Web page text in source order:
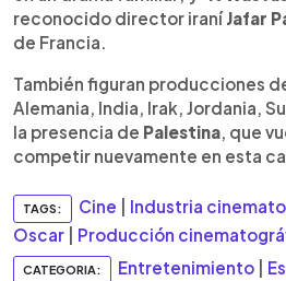
reconocido director iraníJafar
de Francia.
También figuran producciones
Alemania, India, Irak, Jordania,
la presencia de Palestina, que
competir nuevamente en esta
TAGS: Cine Industria
Oscar
Producción
CATEGORIA: Entretenimiento